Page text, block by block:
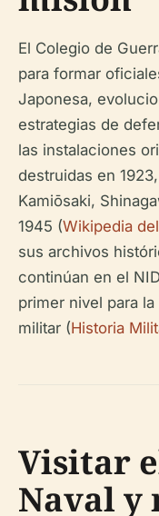
El Colegio de
para formar
Japonesa,
estrategias de
las instalaciones
destruidas en
Kamiōsaki,
1945 (Wikipedia
sus archivos
continúan en el
primer nivel para
militar (Historia
Visitar
Naval y